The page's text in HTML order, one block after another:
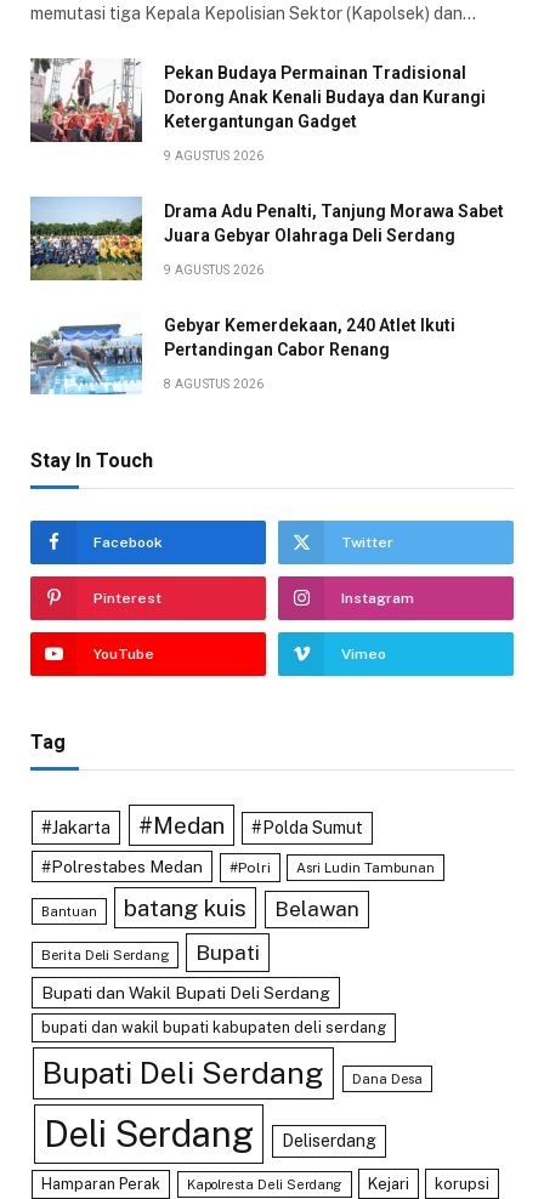
memutasi tiga Kepala Kepolisian Sektor (Kapolsek) dan…
Pekan Budaya Permainan Tradisional
Dorong Anak Kenali Budaya dan Kurangi
Ketergantungan Gadget
9 AGUSTUS 2026
Drama Adu Penalti, Tanjung Morawa Sabet
Juara Gebyar Olahraga Deli Serdang
9 AGUSTUS 2026
Gebyar Kemerdekaan, 240 Atlet Ikuti
Pertandingan Cabor Renang
8 AGUSTUS 2026
Stay In Touch
Facebook Twitter
Pinterest Instagram
YouTube Vimeo
Tag
#Jakarta #Medan
#Polda Sumut
#Polrestabes Medan
#Polri Asri Ludin Tambunan
Bantuan batang kuis Belawan
Berita Deli Serdang Bupati
Bupati dan Wakil Bupati Deli Serdang
bupati dan wakil bupati kabupaten deli serdang
Bupati Deli Serdang Dana Desa
Deli Serdang Deliserdang
Hamparan Perak Kapolresta Deli Serdang Kejari korupsi